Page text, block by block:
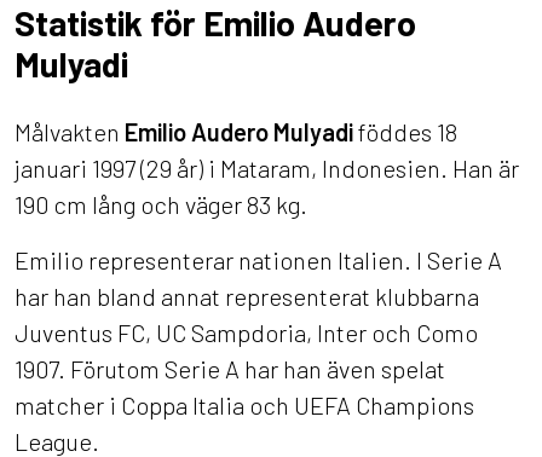
Statistik för Emilio Audero
Mulyadi
Målvakten Emilio Audero Mulyadiföddes 18
januari 1997 (29 år) i Mataram, Indonesien. Han är
190 cm lång och väger 83 kg.
Emilio representerar nationen Italien. I Serie A
har han bland annat representerat klubbarna
Juventus FC, UC Sampdoria, Inter och Como
1907. Förutom Serie A har han även spelat
matcher i Coppa Italia och UEFA Champions
League.